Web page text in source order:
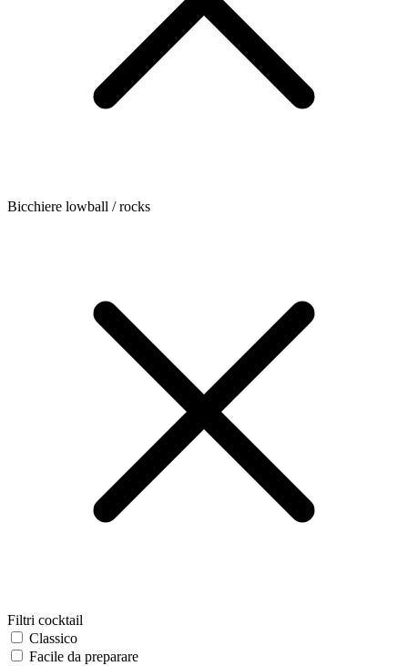
Bicchiere lowball / rocks
Filtri cocktail
Classico
Facile da preparare